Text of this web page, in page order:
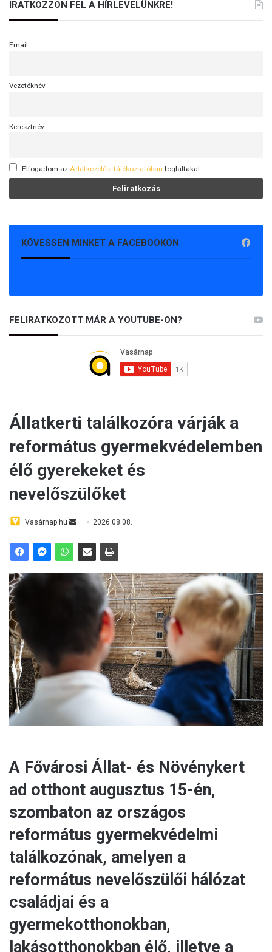
IRATKOZZON FEL A HÍRLEVELÜNKRE!
Email
Vezetéknév
Keresztnév
Elfogadom az Adatkezelési tájékoztatóban foglaltakat.
KÖVESSEN MINKET A FACEBOOKON
FELIRATKOZOTT MÁR A YOUTUBE-ON?